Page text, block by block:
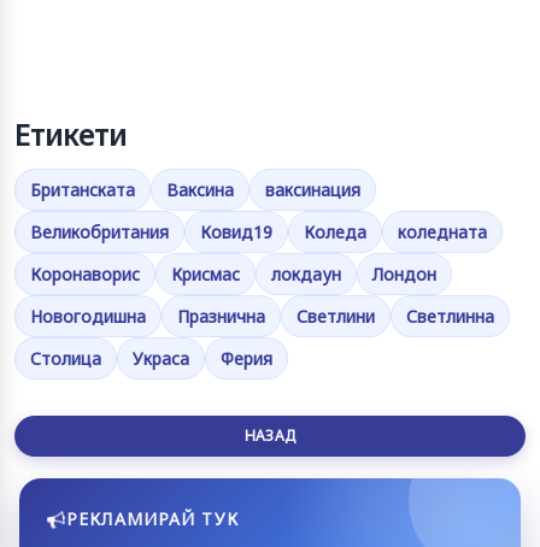
Етикети
Британската Ваксина
ваксинация
Великобритания
Ковид19 Коледа
коледната
Коронаворис
Крисмас локдаун
Лондон
Новогодишна
Празнична Светлини
Светлинна
Столица
Украса Ферия
НАЗАД
РЕКЛАМИРАЙ ТУК